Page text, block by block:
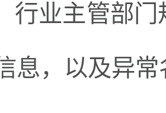
行业主管部
息，以及异